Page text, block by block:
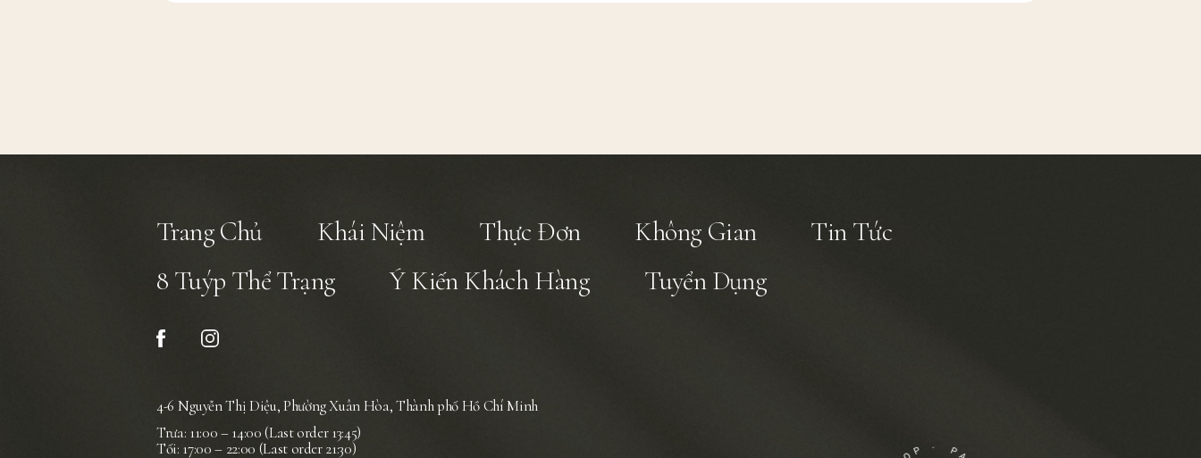
Trang Chủ Khái Niệm Thực Đơn Không Gian
Tin Tức
8 Tuýp Thể Trạng
Ý Kiến Khách Hàng Tuyển Dụng
4-6 Nguyễn Thị Diệu, Phường Xuân Hòa,Thành phố Hồ Chí Minh
Trưa: 11:00 – 14:00 (Last order 13:45)
Tối: 17:00 – 22:00 (Last order 21:30)